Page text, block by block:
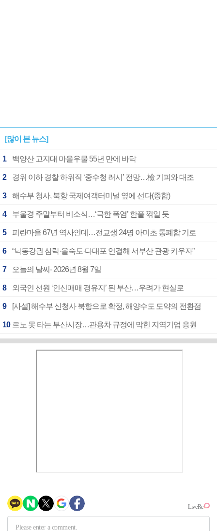
[많이 본 뉴스]
1 백양산 고지대 마을우물 55년 만에 바닥
2 경위 이하 경찰 하위직 ‘중수청 러시’ 전망…檢 기피와 대조
3 해수부 청사, 북항 국제여객터미널 옆에 선다(종합)
4 부울경 주말부터 비소식…‘극한 폭염’ 한풀 꺾일 듯
5 피란마을 67년 역사인데…전교생 24명 아미초 통폐합 기로
6 “낙동강권 삼락·을숙도·다대포 연결해 서부산 관광 키우자”
7 오늘의 날씨- 2026년 8월 7일
8 외국인 선원 ‘인신매매 경유지’ 된 부산…우려가 현실로
9 [사설] 해수부 신청사 북항으로 확정, 해양수도 도약의 전환점
10 르노 못 타는 부산시장…관용차 규정에 막힌 지역기업 응원